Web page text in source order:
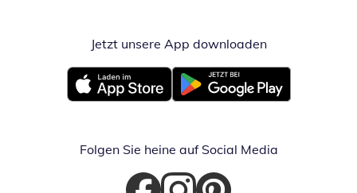
Jetzt unsere App downloadenÖffnet in
Öffnet in neuem FensterÖffnet in neuem Fenster
Folgen Sie heine auf Social Media